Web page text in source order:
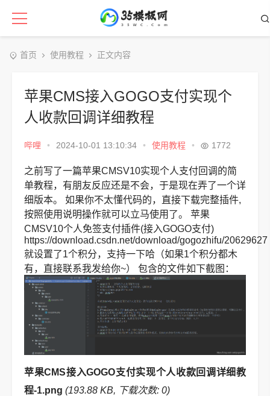
首页 使用教程 正文内容
苹果CMS接入GOGO支付实现个
人收款回调详细教程
哔哩 • 2024-10-01 13:10:34 • 使用教程 • 1772
之前写了一篇苹果CMSV10实现个人支付回调的简
单教程，有朋友反应还是不会，于是现在弄了一个详
细版本。 如果你不太懂代码的，直接下载完整插件,
按照使用说明操作就可以立马使用了。 苹果
CMSV10个人免签支付插件(接入GOGO支付)
https://download.csdn.net/download/gogozhifu/20629627
就设置了1个积分，支持一下哈（如果1个积分都木
有，直接联系我发给你~） 包含的文件如下截图：
苹果CMS接入GOGO支付实现个人收款回调详细教
程-1.png (193.88 KB, 下载次数: 0)